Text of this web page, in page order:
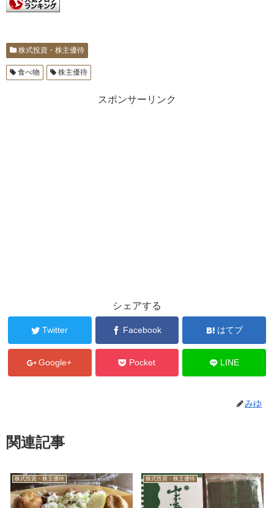
株式投資・株主優待
食べ物 株主優待
スポンサーリンク
シェアする
Twitter Facebook はてブ
Google+ Pocket LINE
みゆ
関連記事
株式投資・株主優待 株式投資・株主優待